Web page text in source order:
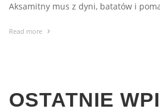
Aksamitny mus z dyni, batatów i
Read more
OSTATNIE